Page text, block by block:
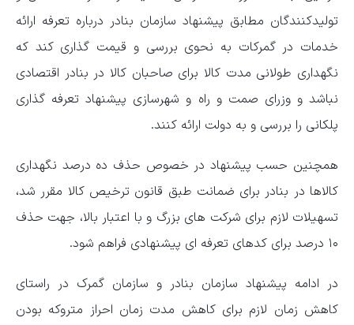
تولیدکنندگان مطابق پیشنهاد سازمان بنادر درباره تعرفه ارائه
خدمات در گمرکات به نحوی بررسی و قیمت گذاری کند که
نگهداری طولانی مدت کالا برای صاحبان کالا در بنادر اقتصادی
نباشد و وزرای صمت و راه و شهرسازی پیشنهاد تعرفه گذاری
پلکانی را بررسی و به دولت ارائه کنند.
همچنین حسب پیشنهاد در خصوص حذف ده درصد نگهداری
کالاها در بنادر برای ضمانت طبق قانون ترخیص کالا مقرر شد،
تسهیلات لازم برای شرکت های بزرگ و با اعتبار بالا، جهت حذف
۱۰ درصد برای کدهای تعرفه ای پیشنهادی فراهم شود.
در ادامه پیشنهاد سازمان بنادر و سازمان گمرک در راستای
کاهش زمان لازم برای کاهش مدت زمان احراز متروکه بودن